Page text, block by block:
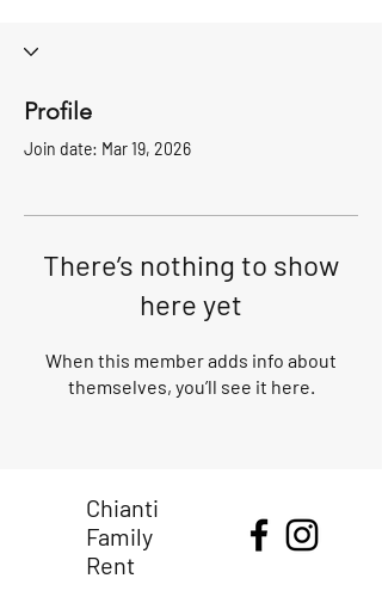
Profile
Join date: Mar 19, 2026
There’s nothing to show
here yet
When this member adds info about
themselves, you’ll see it here.
Chianti
Family
Rent